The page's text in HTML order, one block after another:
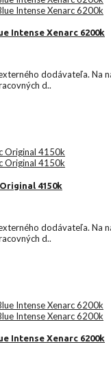
Intense Xenarc 6200k
dodávateľa. Na
d..
4150k
dodávateľa. Na
d..
Intense Xenarc 6200k